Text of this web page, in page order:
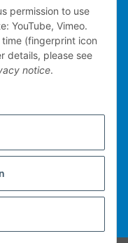
permission to use
YouTube, Vimeo.
(fingerprint icon
details, please see
notice.